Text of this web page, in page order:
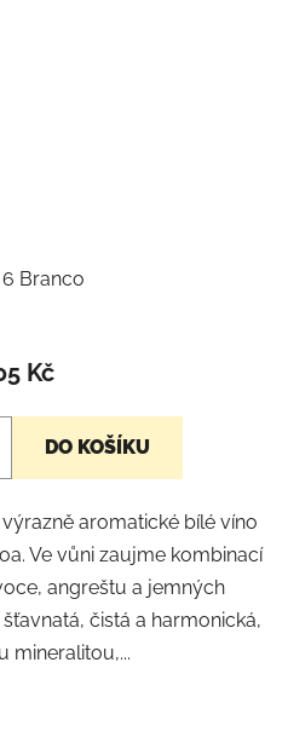
Branco
Kč
DO KOŠÍKU
aromatické bílé víno
Ve vůni zaujme kombinací
angreštu a jemných
čistá a harmonická,
mineralitou,...